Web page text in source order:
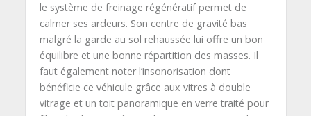
le système de freinage régénératif permet de
calmer ses ardeurs. Son centre de gravité bas
malgré la garde au sol rehaussée lui offre un bon
équilibre et une bonne répartition des masses. Il
faut également noter l’insonorisation dont
bénéficie ce véhicule grâce aux vitres à double
vitrage et un toit panoramique en verre traité pour